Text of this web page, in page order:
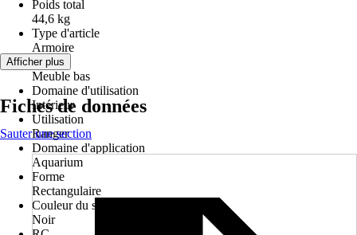
Poids total
44,6 kg
Type d'article
Armoire
Version
Meuble bas
Domaine d'utilisation
Intérieur
Utilisation
Ranger
Domaine d'application
Aquarium
Forme
Rectangulaire
Couleur du sous-meuble
Noir
Afficher plus
Fiches de données
Sauter une section